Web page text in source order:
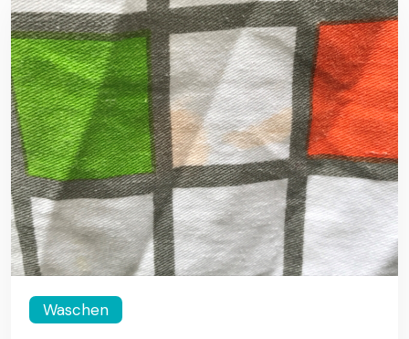
Waschen